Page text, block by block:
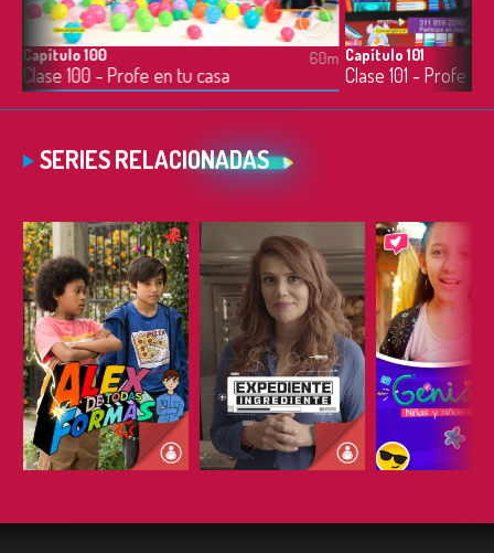
Capítulo 100
Clase 100 - Profe en tu casa
60m Capítulo 101
Clase 101 - Profe
SERIES RELACIONADAS
ESCUCHAR ESCUCHAR